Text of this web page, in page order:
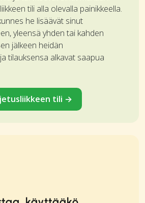
tili alla olevalla painikkeella.
he lisäävät sinut
yleensä yhden tai kahden
jälkeen heidän
tilauksensa alkavat saapua
tili →